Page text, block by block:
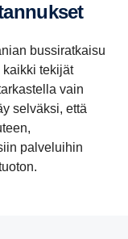
bussiratkaisu
tekijät
vain
selväksi, että
palveluihin